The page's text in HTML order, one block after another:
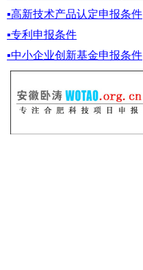
▪高新技术产品认定申报条件
▪专利申报条件
▪中小企业创新基金申报条件